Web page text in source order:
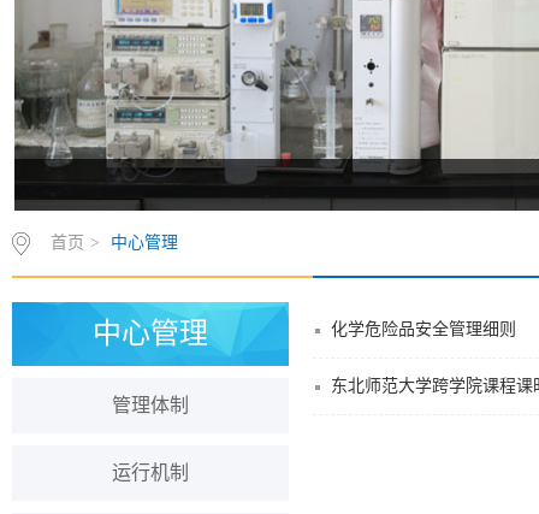
首页 > 中心管理
中心管理
管理体制
运行机制
化学危险品安全管理细则
东北师范大学跨学院课程课